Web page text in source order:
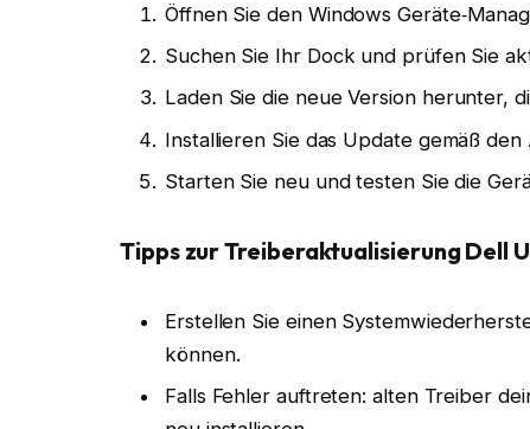
Öffnen Sie den Windows
Suchen Sie Ihr Dock und prüfen Sie
Laden Sie die neue Version herunter,
Installieren Sie das Update gemäß den
Starten Sie neu und testen Sie die
Tipps zur Treiberaktualisierung Dell
Erstellen Sie einen
können.
Falls Fehler auftreten: alten Treiber